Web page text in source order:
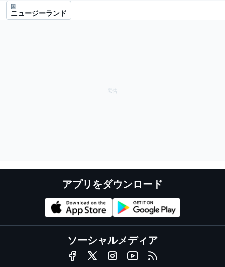
国
ニュージーランド
アプリをダウンロード
ソーシャルメディア